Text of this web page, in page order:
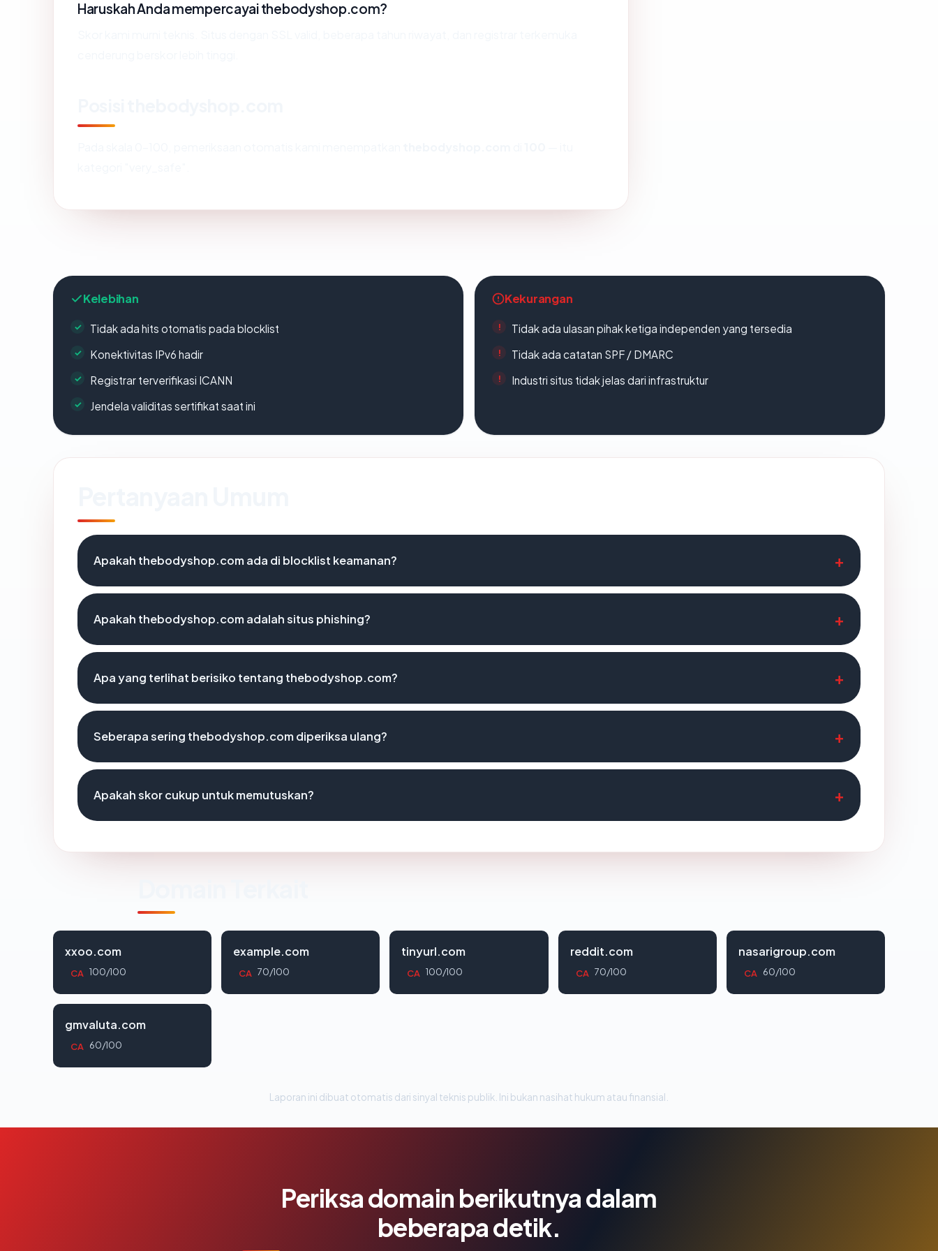
Haruskah Anda mempercayai thebodyshop.com?
Kelebihan
Tidak ada hits otomatis pada blocklist
Konektivitas IPv6 hadir
Registrar terverifikasi ICANN
Jendela validitas sertifikat saat ini
Kekurangan
Tidak ada ulasan pihak ketiga independen yang tersedia
Tidak ada catatan SPF / DMARC
Industri situs tidak jelas dari infrastruktur
Apakah thebodyshop.com ada di blocklist keamanan?
Apakah thebodyshop.com adalah situs phishing?
Apa yang terlihat berisiko tentang thebodyshop.com?
Seberapa sering thebodyshop.com diperiksa ulang?
Apakah skor cukup untuk memutuskan?
xxoo.com
CA 100/100
example.com
CA 70/100
tinyurl.com
CA 100/100
reddit.com
CA 70/100
nasarigroup.com
CA 60/100
gmvaluta.com
CA 60/100
Laporan ini dibuat otomatis dari sinyal teknis publik. Ini bukan nasihat hukum atau finansial.
Periksa domain berikutnya dalam
beberapa detik.